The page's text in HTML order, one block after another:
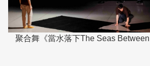
聚合舞《當水落下The Seas